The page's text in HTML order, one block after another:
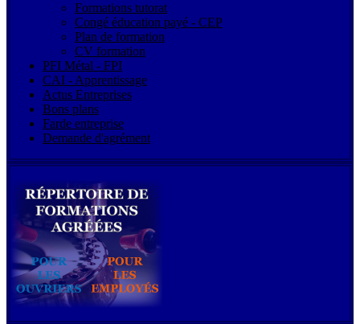
Formations tutorat
Congé éducation payé - CEP
Plan de formation
CV formation
PFI Métal - FPI
CAI - Apprentissage
Actus Entreprises
Bons plans
Farde entreprise
Demande d'agrément